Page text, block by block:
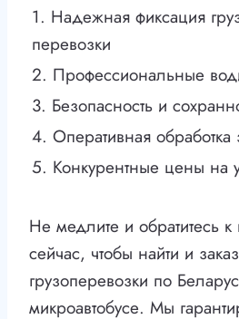
1. Надежная фиксация
перевозки
2. Профессиональные
3. Безопасность и
4. Оперативная обработка
5. Конкурентные цены на
Не медлите и обратитесь
сейчас, чтобы найти и
грузоперевозки по
микроавтобусе. Мы